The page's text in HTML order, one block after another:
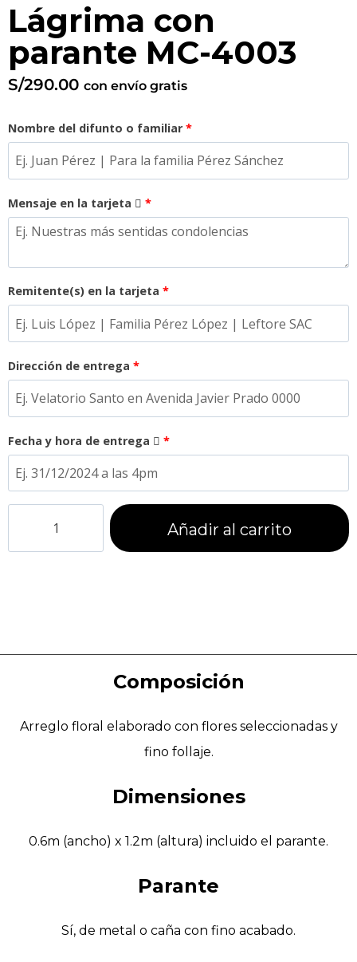
Lágrima con
parante MC-4003
S/290.00 con envío gratis
Nombre del difunto o familiar *
Mensaje en la tarjeta *
Remitente(s) en la tarjeta *
Dirección de entrega *
Fecha y hora de entrega *
Añadir al carrito
Composición
Arreglo floral elaborado con flores seleccionadas y
fino follaje.
Dimensiones
0.6m (ancho) x 1.2m (altura) incluido el parante.
Parante
Sí, de metal o caña con fino acabado.